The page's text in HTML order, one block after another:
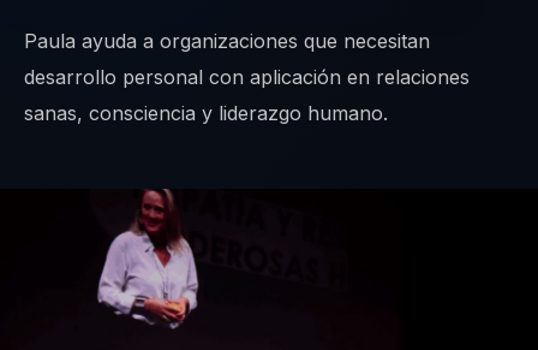
Paula ayuda a organizaciones que necesitan
desarrollo personal con aplicación en relaciones
sanas, consciencia y liderazgo humano.